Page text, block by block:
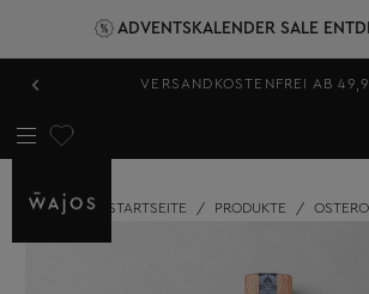
ADVENTSKALENDER SALE
‹ VERSANDKOSTENFREI AB
STARTSEITE / PRODUKTE /